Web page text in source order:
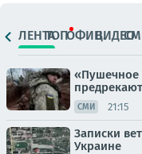
ЛЕНТАТОПОФИЦ.ВИДЕО
«Пушечное
СМИ 21:15
Записки
Украине